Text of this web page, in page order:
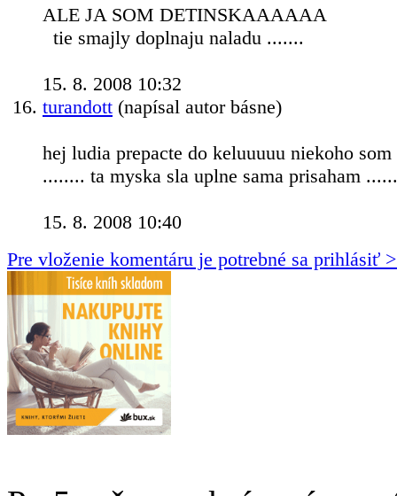
ALE JA SOM DETINSKAAAAAA
tie smajly doplnaju naladu .......
15. 8. 2008 10:32
turandott (napísal autor básne)
hej ludia prepacte do keluuuuu niekoho
........ ta myska sla uplne sama prisaham
15. 8. 2008 10:40
Pre vloženie komentáru je potrebné sa prihlásiť